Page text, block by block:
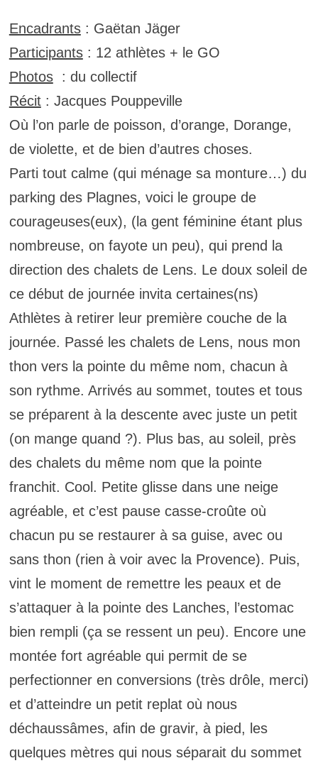
Encadrants: Gaëtan Jäger
Participants: 12 athlètes + le GO
Photos: du collectif
Récit: Jacques Pouppeville
Où l’on parle de poisson, d’orange, Dorange,
de violette, et de bien d’autres choses.
Parti tout calme (qui ménage sa monture…) du
parking des Plagnes, voici le groupe de
courageuses(eux), (la gent féminine étant plus
nombreuse, on fayote un peu), qui prend la
direction des chalets de Lens. Le doux soleil de
ce début de journée invita certaines(ns)
Athlètes à retirer leur première couche de la
journée. Passé les chalets de Lens, nous mon
thon vers la pointe du même nom, chacun à
son rythme. Arrivés au sommet, toutes et tous
se préparent à la descente avec juste un petit
(on mange quand ?). Plus bas, au soleil, près
des chalets du même nom que la pointe
franchit. Cool. Petite glisse dans une neige
agréable, et c’est pause casse-croûte où
chacun pu se restaurer à sa guise, avec ou
sans thon (rien à voir avec la Provence). Puis,
vint le moment de remettre les peaux et de
s’attaquer à la pointe des Lanches, l’estomac
bien rempli (ça se ressent un peu). Encore une
montée fort agréable qui permit de se
perfectionner en conversions (très drôle, merci)
et d’atteindre un petit replat où nous
déchaussâmes, afin de gravir, à pied, les
quelques mètres qui nous séparait du sommet